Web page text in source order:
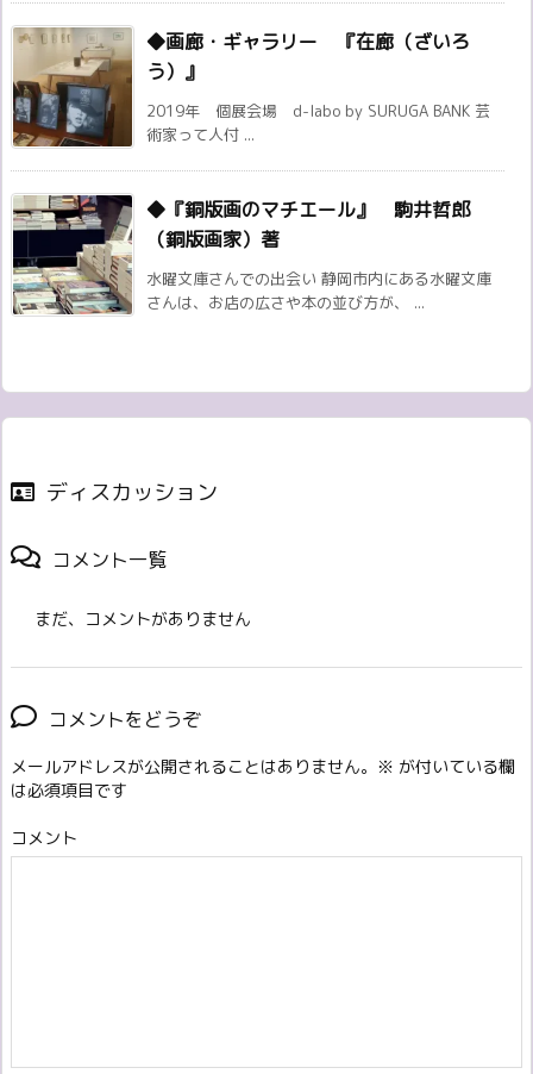
◆画廊・ギャラリー 『在廊（ざいろ
う）』
2019年 個展会場 d-labo by SURUGA BANK 芸
術家って人付 ...
◆『銅版画のマチエール』 駒井哲郎
（銅版画家）著
水曜文庫さんでの出会い 静岡市内にある水曜文庫
さんは、お店の広さや本の並び方が、 ...
ディスカッション
コメント一覧
まだ、コメントがありません
コメントをどうぞ
メールアドレスが公開されることはありません。 ※ が付いている欄
は必須項目です
コメント